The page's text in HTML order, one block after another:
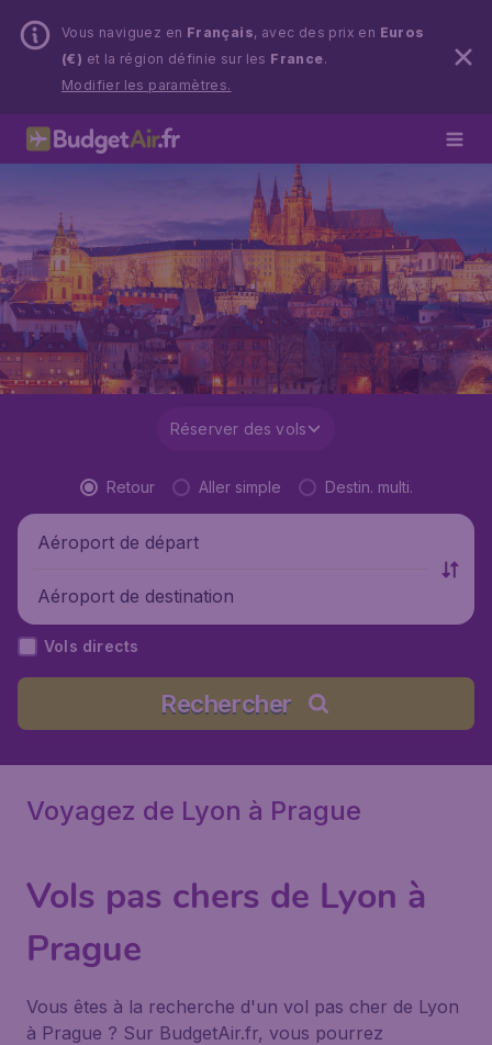
Vous naviguez en Français, avec des prix en Euros
(€) et la région définie sur les France.
Modifier les paramètres.
Réserver des vols
Retour Aller simple Destin. multi.
Aéroport de départ
Aéroport de destination
Vols directs
Rechercher
Voyagez de Lyon à Prague
Vols pas chers de Lyon à
Prague
Vous êtes à la recherche d'un vol pas cher de Lyon
à Prague ? Sur BudgetAir.fr, vous pourrez